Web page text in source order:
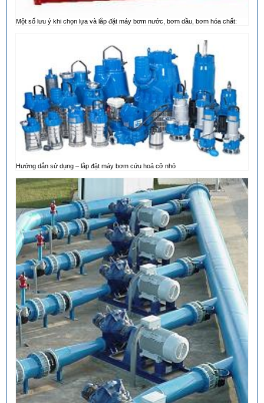
Một số lưu ý khi chọn lựa và lắp đặt máy bơm nước, bơm dầu, bơm hóa chất:
Hướng dẫn sử dụng – lắp đặt máy bơm cứu hoả cỡ nhỏ